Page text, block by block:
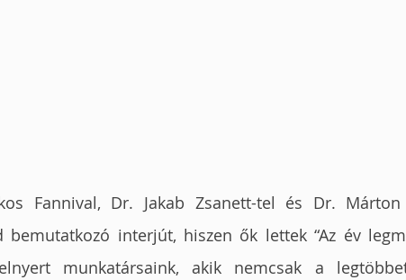
Fannival, Dr. Jakab Zsanett-tel és Dr. Márton
bemutatkozó interjút, hiszen ők lettek “Az év
munkatársaink, akik nemcsak a